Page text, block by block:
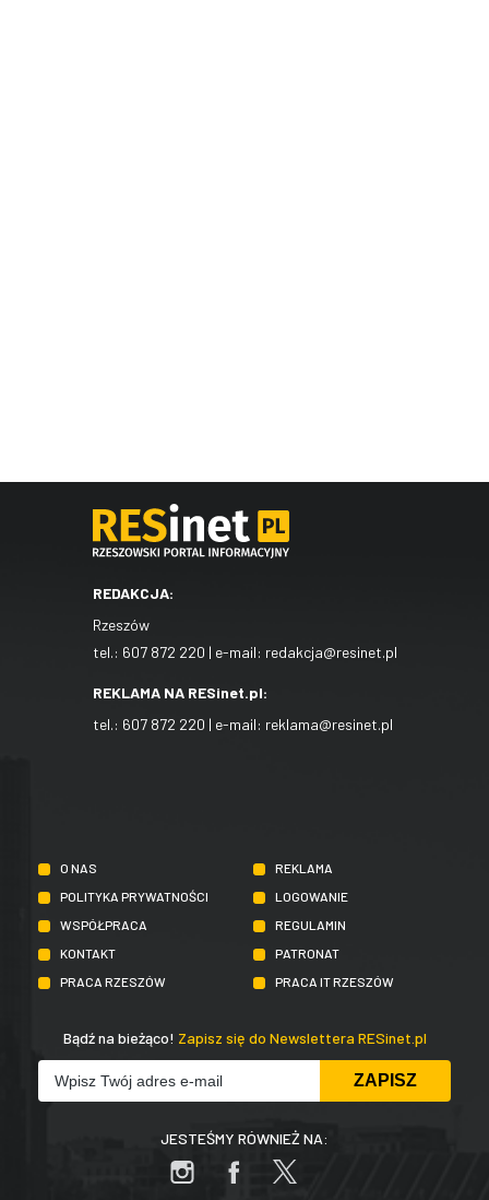
REDAKCJA:
Rzeszów
tel.: 607 872 220 | e-mail: redakcja@resinet.pl
REKLAMA NA RESinet.pl:
tel.: 607 872 220 | e-mail: reklama@resinet.pl
O NAS
REKLAMA
POLITYKA PRYWATNOŚCI
LOGOWANIE
WSPÓŁPRACA
REGULAMIN
KONTAKT
PATRONAT
PRACA RZESZÓW
PRACA IT RZESZÓW
Bądź na bieżąco! Zapisz się do Newslettera RESinet.pl
JESTEŚMY RÓWNIEŻ NA: